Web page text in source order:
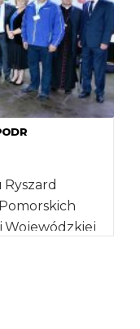
Wojewódzkiej